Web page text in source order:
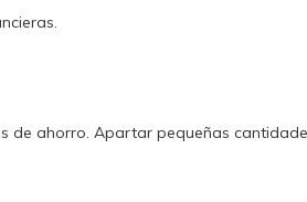
de ahorro. Apartar pequeñas